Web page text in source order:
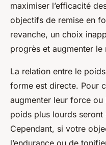
maximiser l’efficacité
objectifs de remise en
revanche, un choix
progrès et augmenter le
La relation entre le
forme est directe. Pour
augmenter leur force ou
poids plus lourds
Cependant, si votre